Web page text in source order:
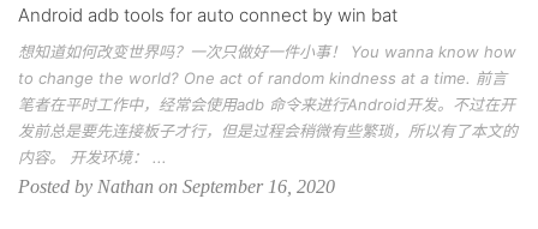
Android adb tools for auto connect by win bat
想知道如何改变世界吗？一次只做好一件小事！ You wanna know how
to change the world? One act of random kindness at a time. 前言
笔者在平时工作中，经常会使用adb 命令来进行Android开发。不过在开
发前总是要先连接板子才行，但是过程会稍微有些繁琐，所以有了本文的
内容。 开发环境： ...
Posted by Nathan on September 16, 2020